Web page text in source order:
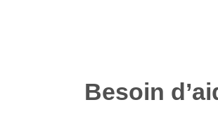
Besoin